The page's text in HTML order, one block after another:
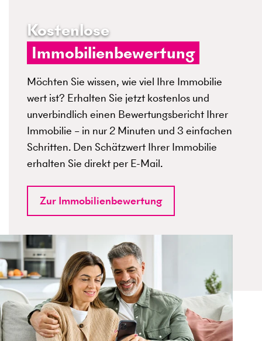
Kostenlose
Immobilienbewertung
Möchten Sie wissen, wie viel Ihre Immobilie
wert ist? Erhalten Sie jetzt kostenlos und
unverbindlich einen Bewertungsbericht Ihrer
Immobilie – in nur 2 Minuten und 3 einfachen
Schritten. Den Schätzwert Ihrer Immobilie
erhalten Sie direkt per E-Mail.
Zur Immobilienbewertung